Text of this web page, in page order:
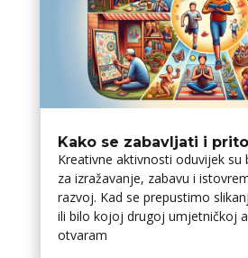
Kako se zabavljati i
Kreativne aktivnosti oduvijek su
za izražavanje, zabavu i
razvoj. Kad se prepustimo
ili bilo kojoj drugoj umjetničkoj
otvaram